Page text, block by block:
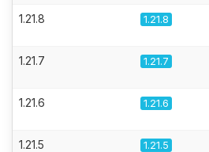
1.21.8 1.21.8
1.21.7 1.21.7
1.21.6 1.21.6
1.21.5 1.21.5